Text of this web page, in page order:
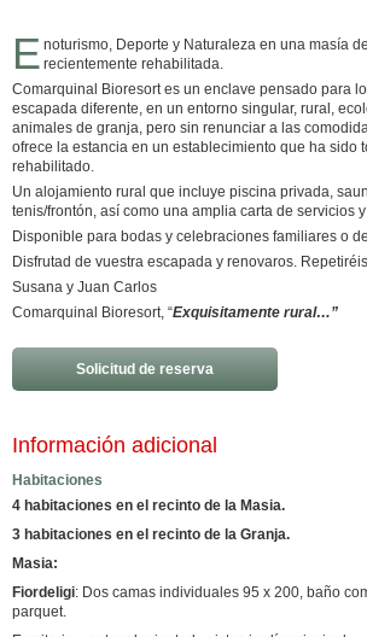
E noturismo, Deporte y Naturaleza en una masía
recientemente rehabilitada.
Comarquinal Bioresort es un enclave pensado para
escapada diferente, en un entorno singular, rural,
animales de granja, pero sin renunciar a las
ofrece la estancia en un establecimiento que ha sido
rehabilitado.
Un alojamiento rural que incluye piscina privada,
tenis/frontón, así como una amplia carta de servicios
Disponible para bodas y celebraciones familiares o
Disfrutad de vuestra escapada y renovaros.
Susana y Juan Carlos
Comarquinal Bioresort, “Exquisitamente rural…”
Solicitud de reserva
Información adicional
Habitaciones
4 habitaciones en el recinto de la Masia.
3 habitaciones en el recinto de la Granja.
Masia:
Fiordeligi: Dos camas individuales 95 x 200, baño
parquet.